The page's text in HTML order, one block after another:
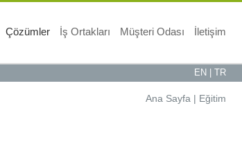
Çözümler İş Ortakları Müşteri Odası İletişim
EN TR
Ana Sayfa | Eğitim